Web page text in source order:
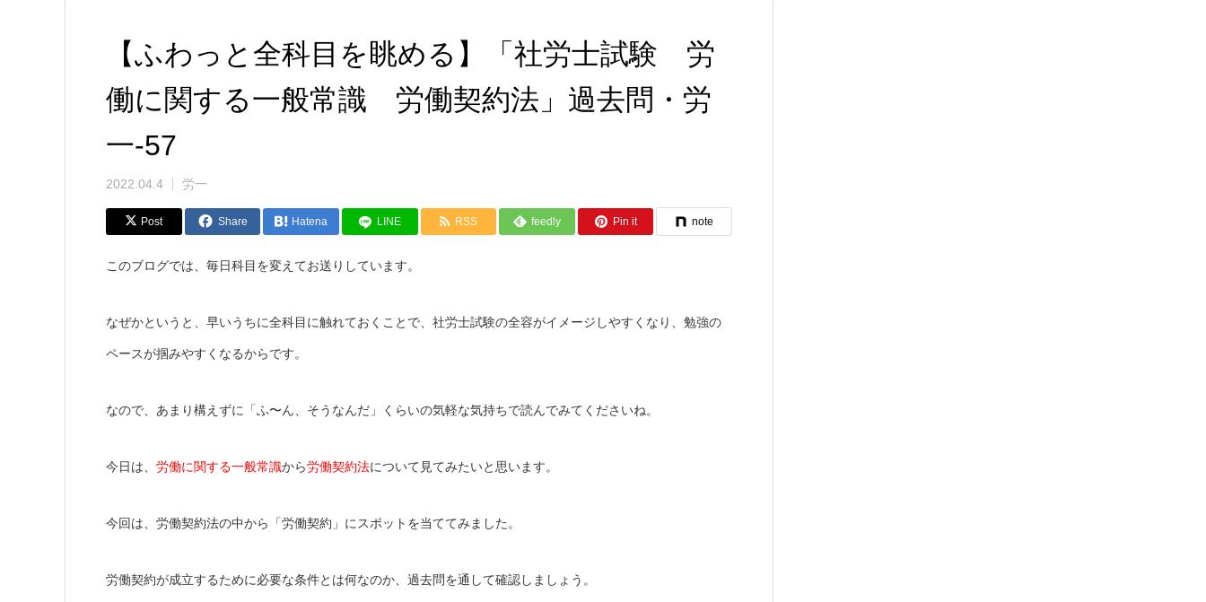
【ふわっと全科目を眺める】「社労士試験 労
働に関する一般常識 労働契約法」過去問・労
一-57
2022.04.4 労一
Post Share Hatena LINE RSS feedly Pin it note
このブログでは、毎日科目を変えてお送りしています。
なぜかというと、早いうちに全科目に触れておくことで、社労士試験の全容がイメージしやすくなり、勉強の
ペースが掴みやすくなるからです。
なので、あまり構えずに「ふ〜ん、そうなんだ」くらいの気軽な気持ちで読んでみてくださいね。
今日は、 労働に関する一般常識から労働契約法について見てみたいと思います。
今回は、労働契約法の中から「労働契約」にスポットを当ててみました。
労働契約が成立するために必要な条件とは何なのか、過去問を通して確認しましょう。